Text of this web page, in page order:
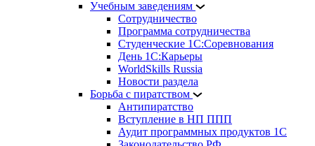
Учебным заведениям
Сотрудничество
Программа сотрудничества
Студенческие 1С:Соревнования
День 1С:Карьеры
WorldSkills Russia
Новости раздела
Борьба с пиратством
Антипиратство
Вступление в НП ППП
Аудит программных продуктов 1С